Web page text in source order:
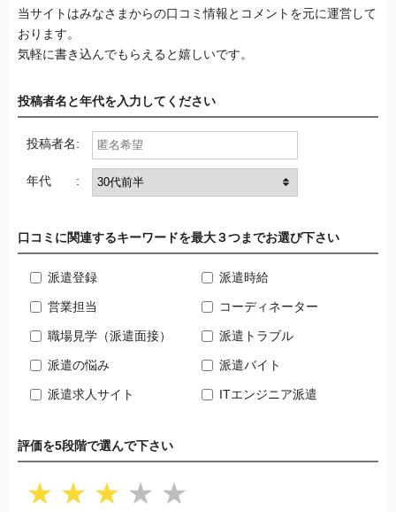
当サイトはみなさまからの口コミ情報とコメントを元に運営して
おります。
気軽に書き込んでもらえると嬉しいです。
投稿者名と年代を入力してください
投稿者名:
年代 :
口コミに関連するキーワードを最大３つまでお選び下さい
派遣登録 派遣時給
営業担当 コーディネーター
職場見学（派遣面接） 派遣トラブル
派遣の悩み 派遣バイト
派遣求人サイト ITエンジニア派遣
評価を5段階で選んで下さい
★ ★ ★ ★ ★